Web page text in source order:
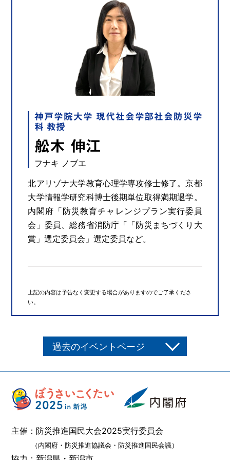
神戸学院大学 現代社会学部社会防災学
科 教授
舩木 伸江
フナキ ノブエ
北アリゾナ大学教育心理学専攻修士修了。京都
大学情報学研究科博士後期単位取得満期退学。
内閣府「防災教育チャレンジプラン実行委員
会」委員、総務省消防庁「「防災まちづくり大
賞」選定委員会」選定委員など。
上記の内容は予告なく変更する場合がありますのでご了承くださ
い。
過去のイベントページ
主催：防災推進国民大会2025実行委員会
（内閣府・防災推進協議会・防災推進国民会議）